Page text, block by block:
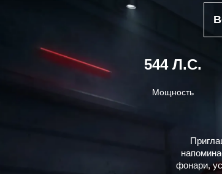
544 Л.С.
Мощность
фонари,